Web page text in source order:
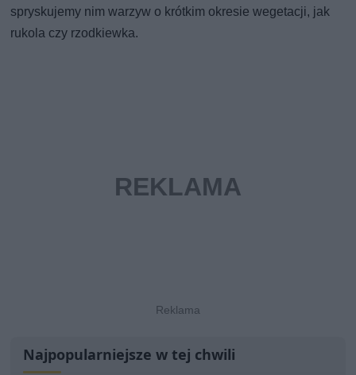
spryskujemy nim warzyw o krótkim okresie wegetacji, jak
rukola czy rzodkiewka.
Najpopularniejsze w tej chwili